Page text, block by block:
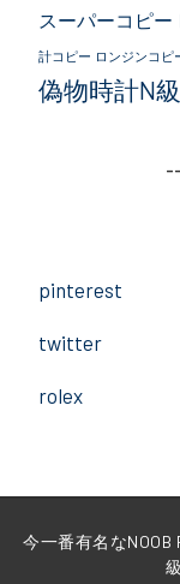
スーパーコピー
計コピー ロンジンコピ
偽物時計N
pinterest
twitter
rolex
今一番有名なNOOB